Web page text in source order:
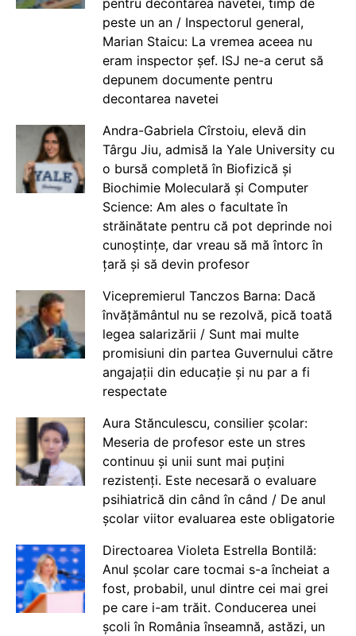
peste un an / Inspectorul general,
Marian Staicu: La vremea aceea nu
eram inspector șef. ISJ ne-a cerut să
depunem documente pentru
decontarea navetei
Andra-Gabriela Cîrstoiu, elevă din
Târgu Jiu, admisă la Yale University cu
o bursă completă în Biofizică și
Biochimie Moleculară și Computer
Science: Am ales o facultate în
străinătate pentru că pot deprinde noi
cunoștințe, dar vreau să mă întorc în
țară și să devin profesor
Vicepremierul Tanczos Barna: Dacă
învățământul nu se rezolvă, pică toată
legea salarizării / Sunt mai multe
promisiuni din partea Guvernului către
angajații din educație și nu par a fi
respectate
Aura Stănculescu, consilier școlar:
Meseria de profesor este un stres
continuu și unii sunt mai puțini
rezistenți. Este necesară o evaluare
psihiatrică din când în când / De anul
școlar viitor evaluarea este obligatorie
Directoarea Violeta Estrella Bontilă:
Anul școlar care tocmai s-a încheiat a
fost, probabil, unul dintre cei mai grei
pe care i-am trăit. Conducerea unei
școli în România înseamnă, astăzi, un